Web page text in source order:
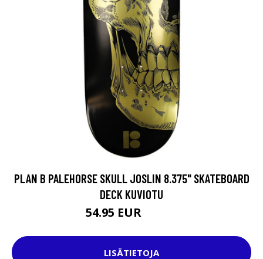
PLAN B PALEHORSE SKULL JOSLIN 8.375" SKATEBOARD
DECK KUVIOTU
54.95 EUR
LISÄTIETOJA